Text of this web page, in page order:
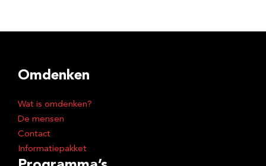
Omdenken
Wat is omdenken?
De mensen
Contact
Informatiepakket